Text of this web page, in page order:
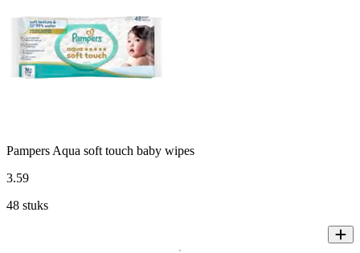
Pampers Aqua soft touch baby wipes
3.59
48 stuks